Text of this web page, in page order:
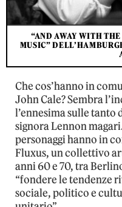
“AND AWAY WITH
MUSIC”
Che cos’hanno in
John Cale? Sembra
l’ennesima sulle tanto
signora Lennon
personaggi hanno in
Fluxus, un collettivo
anni 60 e 70, tra
“fondere le tendenze
sociale, politico e